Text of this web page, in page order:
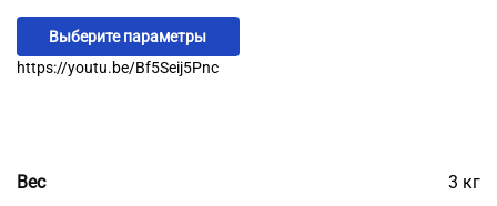
Выберите параметры
https://youtu.be/Bf5Seij5Pnc
Вес 3 кг